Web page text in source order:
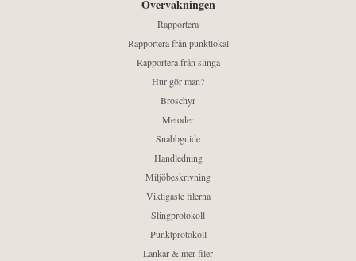
Övervakningen
Rapportera
Rapportera från punktlokal
Rapportera från slinga
Hur gör man?
Broschyr
Metoder
Snabbguide
Handledning
Miljöbeskrivning
Viktigaste filerna
Slingprotokoll
Punktprotokoll
Länkar & mer filer